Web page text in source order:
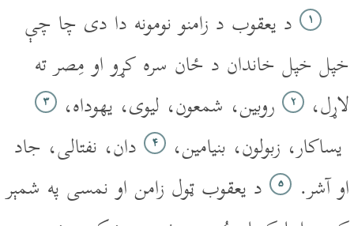
۱ د يعقوب د زامنو نومونه دا دى چا چې
خپل خپل خاندان د ځان سره کړو او مِصر ته
لاړل،
۲ روبين، شمعون، ليوى، يهوداه، ۳
يساکار، زبولون، بنيامين، ۴ دان، نفتالى، جاد
او آشر.
۵ د يعقوب ټول زامن او نمسى په شمېر